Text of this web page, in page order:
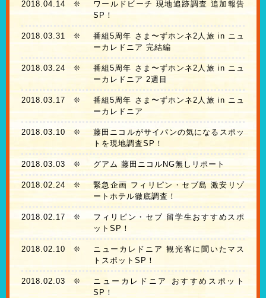
2018.04.14 ❊
ワールドビーチ 現地追跡調査 追加報告
SP！
2018.03.31 ❊
番組5周年 さま〜ずホンネ2人旅 in ニュ
ーカレドニア 完結編
2018.03.24 ❊
番組5周年 さま〜ずホンネ2人旅 in ニュ
ーカレドニア 2週目
2018.03.17 ❊
番組5周年 さま〜ずホンネ2人旅 in ニュ
ーカレドニア
2018.03.10 ❊
藤田ニコルがサイパンの気になるスポッ
トを現地調査SP！
2018.03.03❊ グアム 藤田ニコルNG無しリポート
2018.02.24❊
緊急企画 フィリピン・セブ島 激安リゾ
ートホテル徹底調査！
2018.02.17 ❊
フィリピン・セブ 留学生おすすめスポ
ットSP！
2018.02.10 ❊
ニューカレドニア 観光客に聞いたマス
トスポットSP！
2018.02.03 ❊
ニューカレドニア おすすめスポット
SP！